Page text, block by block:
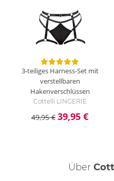
3-teiliges Harness-Set mit
verstellbaren
Hakenverschlüssen
Cottelli LINGERIE
49,95 € 39,95 €
Über